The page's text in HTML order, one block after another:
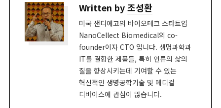
Written by조성환
미국 샌디에고의 바이오테크 스타트업
NanoCellect Biomedical의 co-
founder이자 CTO 입니다. 생명과학과
IT를 결합한 제품들, 특히 인류의 삶의
질을 향상시키는데 기여할 수 있는
혁신적인 생명공학기술 및 메디컬
디바이스에 관심이 많습니다.